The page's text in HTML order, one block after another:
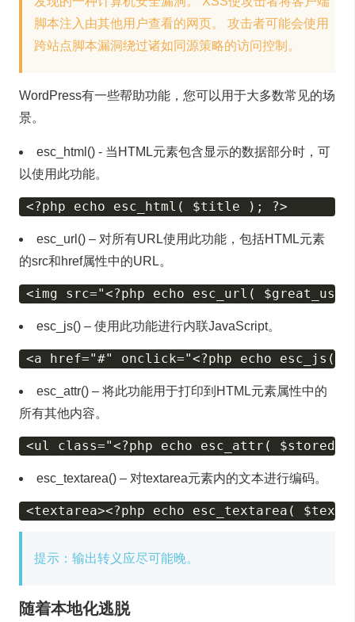
脚本注入由其他用户查看的网页。 攻击者可能会使用
跨站点脚本漏洞绕过诸如同源策略的访问控制。
WordPress有一些帮助功能，您可以用于大多数常见的场
景。
esc_html() - 当HTML元素包含显示的数据部分时，可
以使用此功能。
esc_url() – 对所有URL使用此功能，包括HTML元素
的src和href属性中的URL。
esc_js() – 使用此功能进行内联JavaScript。
esc_attr() – 将此功能用于打印到HTML元素属性中的
所有其他内容。
esc_textarea() – 对textarea元素内的文本进行编码。
提示：输出转义应尽可能晚。
随着本地化逃脱